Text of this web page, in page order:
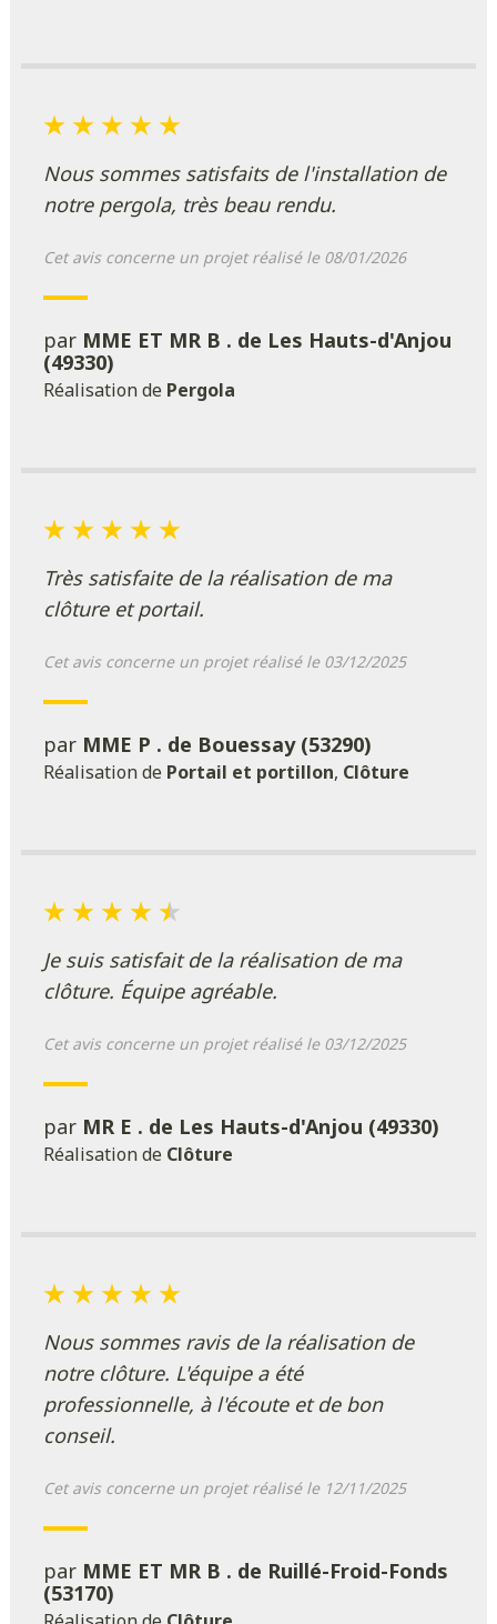
Nous sommes satisfaits de l'installation de
notre pergola, très beau rendu.
Cet avis concerne un projet réalisé le 08/01/2026
par MME ET MR B . de Les Hauts-d'Anjou
(49330)
Réalisation de Pergola
Très satisfaite de la réalisation de ma
clôture et portail.
Cet avis concerne un projet réalisé le 03/12/2025
par MME P . de Bouessay (53290)
Réalisation de Portail et portillon, Clôture
Je suis satisfait de la réalisation de ma
clôture. Équipe agréable.
Cet avis concerne un projet réalisé le 03/12/2025
par MR E . de Les Hauts-d'Anjou (49330)
Réalisation de Clôture
Nous sommes ravis de la réalisation de
notre clôture. L'équipe a été
professionnelle, à l'écoute et de bon
conseil.
Cet avis concerne un projet réalisé le 12/11/2025
par MME ET MR B . de Ruillé-Froid-Fonds
(53170)